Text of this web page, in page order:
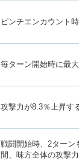
ピンチエンカウント
毎ターン開始時に最
攻撃力が8.3％上昇す
戦闘開始時、2ターン
間、味方全体の攻撃